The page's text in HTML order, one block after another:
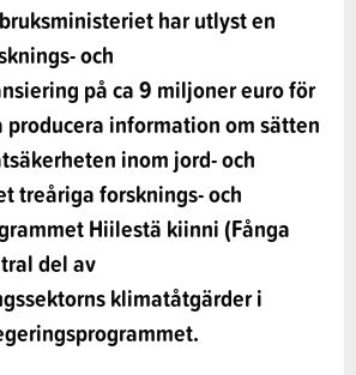
har utlyst en
och
på ca 9 miljoner euro för
producera information om sätten
inom jord- och
treåriga forsknings- och
Hiilestä kiinni (Fånga
del av
klimatåtgärder i